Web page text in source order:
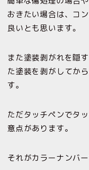
おきたい場合は、コ
良いとも思います。
また塗装剥がれを隠
た塗装を剥がしてか
す。
ただタッチペンでタ
意点があります。
それがカラーナンバー